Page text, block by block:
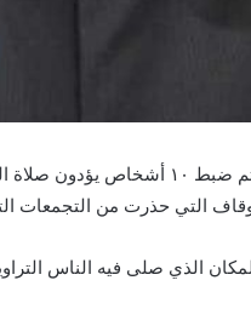
كشفت غرفة عمليات وزارة الأوقاف
التي حذرت من
الذي صلى فيه الناس